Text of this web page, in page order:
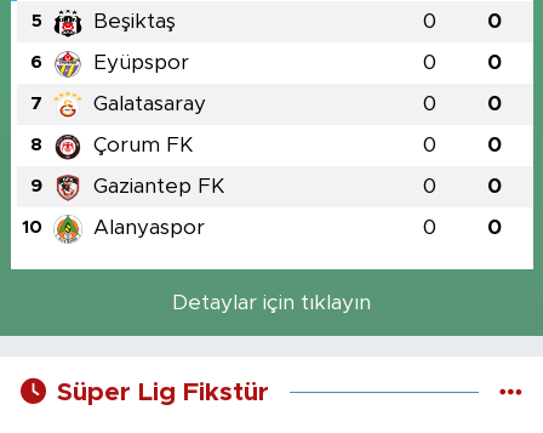
5 Beşiktaş 0 0
6 Eyüpspor 0 0
7 Galatasaray 0 0
8 Çorum FK 0 0
9 Gaziantep FK 0 0
10 Alanyaspor 0 0
Detaylar için tıklayın
Süper Lig Fikstür